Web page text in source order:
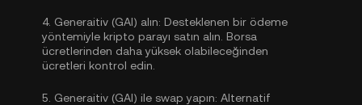
4. Generaitiv (GAI) alın: Desteklenen bir ödeme
yöntemiyle kripto parayı satın alın. Borsa
ücretlerinden daha yüksek olabileceğinden
ücretleri kontrol edin.
5. Generaitiv (GAI) ile swap yapın: Alternatif